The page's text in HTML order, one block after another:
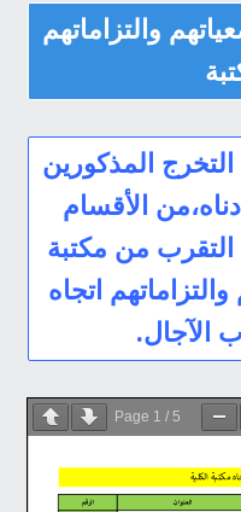
والتزاماتهم
المذكورين
الأقسام
التقرب من مكتبة
اتجاه
الآجال.
Page 1 /5